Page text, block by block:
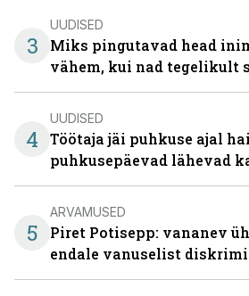
3
UUDISED
Miks pingutavad head
vähem, kui nad tegelikult
4
UUDISED
Töötaja jäi puhkuse ajal
puhkusepäevad lähevad
5
ARVAMUSED
Piret Potisepp: vananev
endale vanuselist